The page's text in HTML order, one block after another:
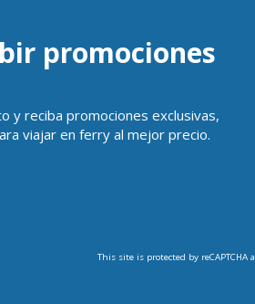
promociones
y reciba promociones exclusivas,
viajar en ferry al mejor precio.
This site is protected by reCAPTCHA